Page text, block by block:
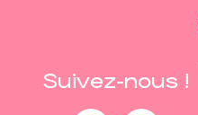
Suivez-nous !